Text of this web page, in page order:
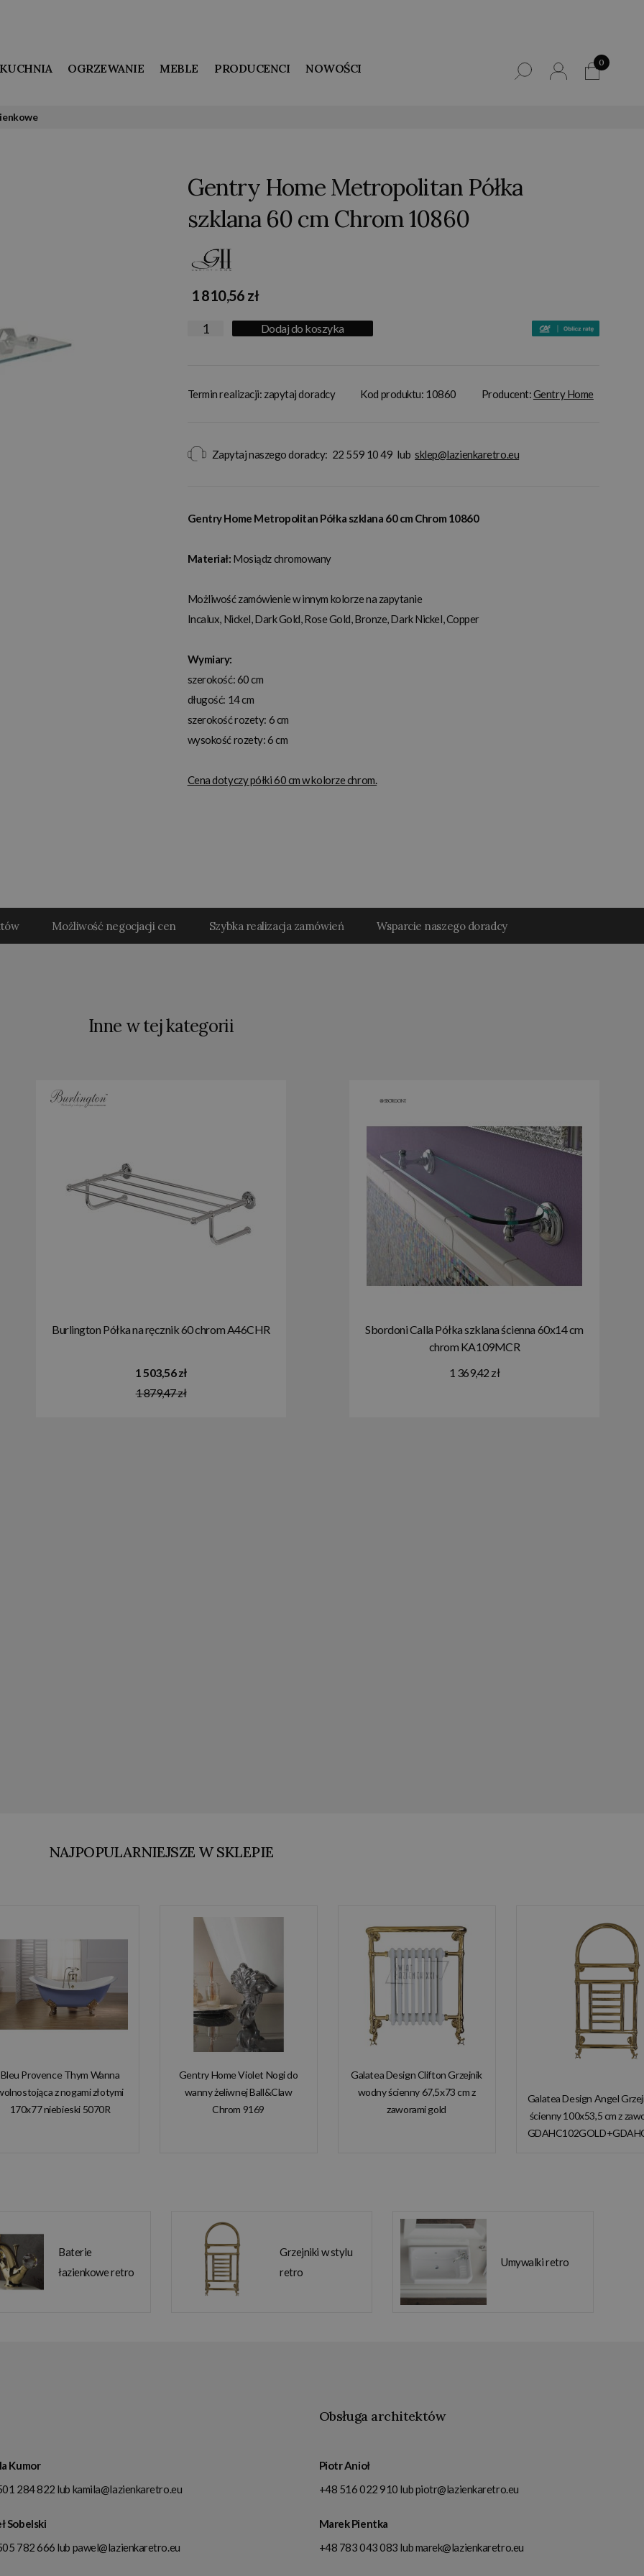
KUCHNIA OGRZEWANIE MEBLE PRODUCENCI NOWOŚCI 0
Gentry Home Metropolitan Półka
szklana 60 cm Chrom 10860
1 810,56 zł
Dodaj do koszyka
Termin realizacji: zapytaj doradcy Kod produktu: 10860 Producent:Gentry Home
Zapytaj naszego doradcy: 22 559 10 49 lub sklep@lazienkaretro.eu
Gentry Home Metropolitan Półka szklana 60 cm Chrom 10860
Materiał: Mosiądz chromowany
Możliwość zamówienie w innym kolorze na zapytanie
Incalux, Nickel, Dark Gold, Rose Gold, Bronze, Dark Nickel, Copper
Wymiary:
szerokość: 60 cm
długość: 14 cm
szerokość rozety: 6 cm
wysokość rozety: 6 cm
Cena dotyczy półki 60 cm w kolorze chrom.
Możliwość negocjacji cen Szybka realizacja zamówień Wsparcie naszego doradcy
Inne w tej kategorii
Burlington Półka na ręcznik 60 chrom A46CHR
1 503,56 zł
1 879,47 zł
Sbordoni Calla Półka szklana ścienna 60x14 cm
chrom KA109MCR
1 369,42 zł
NAJPOPULARNIEJSZE W SKLEPIE
Bleu Provence Thym Wanna
z nogami złotymi
170x77 niebieski 5070R
Gentry Home Violet Nogi do
wanny żeliwnej Ball&Claw
Chrom 9169
Galatea Design Clifton Grzejnik
wodny ścienny 67,5x73 cm z
zaworami gold
Galatea Design Angel
ścienny 100x53,5 cm z
Baterie
łazienkowe retro
Grzejniki w stylu
retro
Umywalki retro
Kumor
284 822 lub kamila@lazienkaretro.eu
Sobelski
782 666 lub pawel@lazienkaretro.eu
Obsługa architektów
Piotr Anioł
+48 516 022 910 lubpiotr@lazienkaretro.eu
Marek Pientka
+48 783 043 083 lubmarek@lazienkaretro.eu